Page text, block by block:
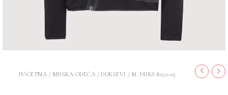
POČETNA / MUŠKA ODEĆA /DUKSEVI / M. DUKS 8250-05